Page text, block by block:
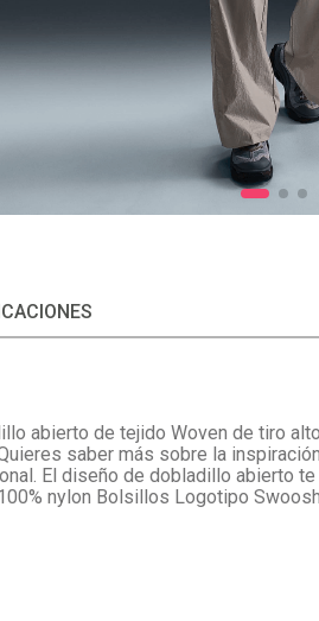
abierto de tejido Woven de tiro
saber más sobre la
El diseño de dobladillo abierto
nylon Bolsillos Logotipo